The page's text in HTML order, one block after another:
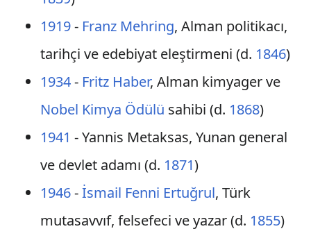
1919- Franz Mehring, Alman politikacı,
tarihçi ve edebiyat eleştirmeni (d. 1846)
1934- Fritz Haber, Alman kimyager ve
Nobel Kimya Ödülü sahibi (d. 1868)
1941 - Yannis Metaksas, Yunan general
ve devlet adamı (d. 1871)
1946-İsmail Fenni Ertuğrul, Türk
mutasavvıf, felsefeci ve yazar (d. 1855)